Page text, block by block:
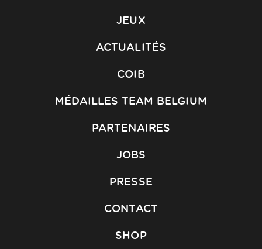
JEUX
ACTUALITÉS
COIB
MÉDAILLES TEAM BELGIUM
PARTENAIRES
JOBS
PRESSE
CONTACT
SHOP